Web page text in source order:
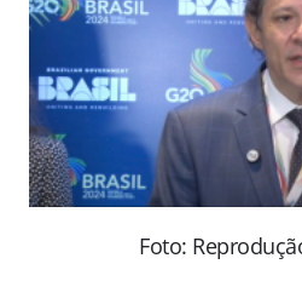
Foto: